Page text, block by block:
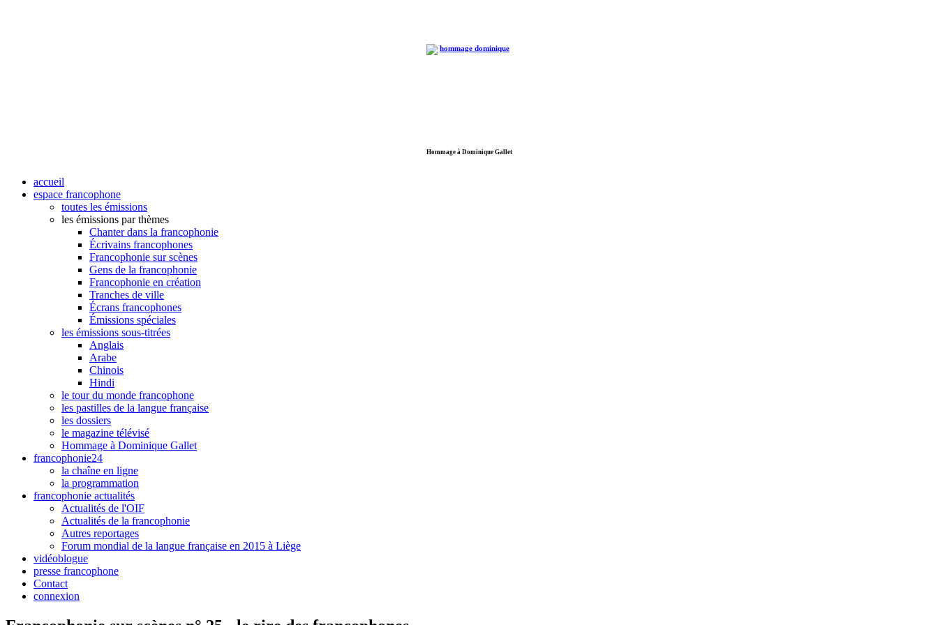
Hommage à Dominique Gallet
accueil
espace francophone
toutes les émissions
les émissions par thèmes
Chanter dans la francophonie
Écrivains francophones
Francophonie sur scènes
Gens de la francophonie
Francophonie en création
Tranches de ville
Écrans francophones
Émissions spéciales
les émissions sous-titrées
Anglais
Arabe
Chinois
Hindi
le tour du monde francophone
les pastilles de la langue française
les dossiers
le magazine télévisé
Hommage à Dominique Gallet
francophonie24
la chaîne en ligne
la programmation
francophonie actualités
Actualités de l'OIF
Actualités de la francophonie
Autres reportages
Forum mondial de la langue française en 2015 à Liège
vidéoblogue
presse francophone
Contact
connexion